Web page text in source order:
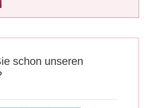
schon unseren